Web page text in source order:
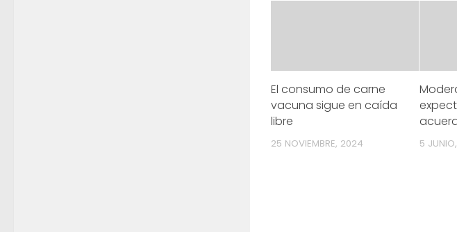
El consumo de carne
vacuna sigue en caída
libre
25 NOVIEMBRE, 2024 5